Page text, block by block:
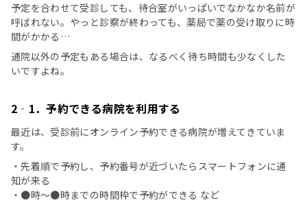
予定を合わせて受診しても、待合室がいっぱいでなかなか名前が
呼ばれない。やっと診察が終わっても、薬局で薬の受け取りに時
間がかかる…
通院以外の予定もある場合は、なるべく待ち時間も少なくした
いですよね。
2‐1．予約できる病院を利用する
最近は、受診前にオンライン予約できる病院が増えてきていま
す。
・先着順で予約し、予約番号が近づいたらスマートフォンに通
知が来る
・●時～●時までの時間枠で予約ができる など